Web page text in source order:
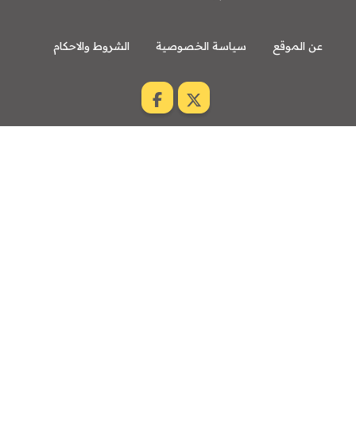
عن الموقع سياسة الخصوصية الشروط والاحكام